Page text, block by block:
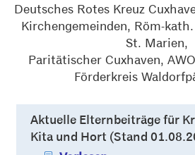
Deutsches Rotes Kreuz
Kirchengemeinden, Röm-
St. Marien,
Paritätischer Cuxhaven,
Förderkreis
Aktuelle Elternbeiträge für
Kita und Hort (Stand